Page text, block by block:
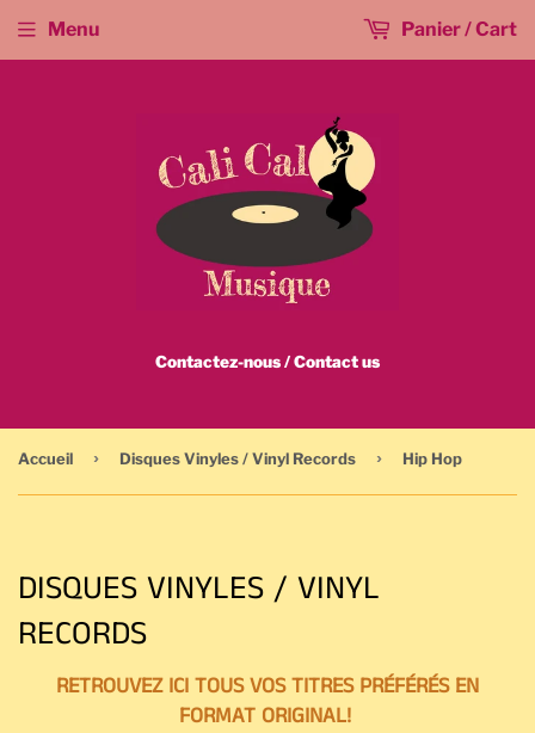
Contactez-nous / Contact us
Menu Panier / Cart
Accueil › Disques Vinyles / Vinyl Records › Hip Hop
DISQUES VINYLES / VINYL
RECORDS
RETROUVEZ ICI TOUS VOS TITRES PRÉFÉRÉS EN
FORMAT ORIGINAL!